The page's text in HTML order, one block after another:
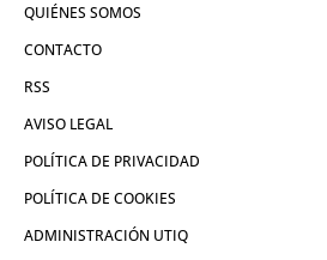
QUIÉNES SOMOS
CONTACTO
RSS
AVISO LEGAL
POLÍTICA DE PRIVACIDAD
POLÍTICA DE COOKIES
ADMINISTRACIÓN UTIQ